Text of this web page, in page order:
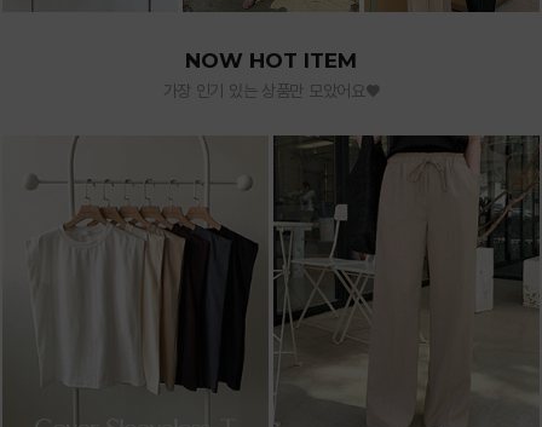
NOW HOT ITEM
가장 인기 있는 상품만 모았어요♥